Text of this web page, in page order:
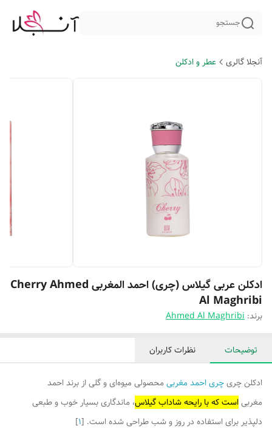
جستجو
آنجلا گالری عطر و ادکلن
ادکلن عربی گیلاس (چری) احمد المغربی Cherry Ahmed
Al Maghribi
برند: Ahmed Al Maghribi
توضیحات نظرات کاربران
ادکلن چریچری احمد مغربی محصولی میوه‌ای و گلی از برند احمد
مغربیاست که با رایحه شاداب گیلاس، ماندگاری بسیار خوب و طبعی
دلپذیر برای استفاده در روز و شب طراحی شده است. [1
]